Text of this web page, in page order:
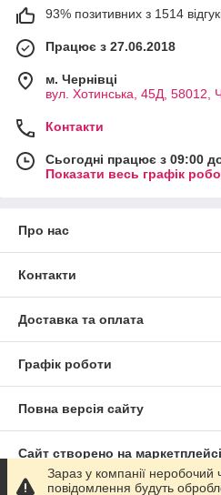
93% позитивних з 1514
Працює з 27.06.2018
м. Чернівці
вул. Хотинська, 45Д, 58012,
Контакти
Сьогодні працює з 09:00
Показати весь графік
Про нас
Контакти
Доставка та оплата
Графік роботи
Повна версія сайту
Сайт створено на маркетплейсі
Зараз у компанії
повідомлення будуть